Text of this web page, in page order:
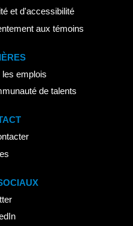
et d'accessibilité
aux témoins
emplois
de talents